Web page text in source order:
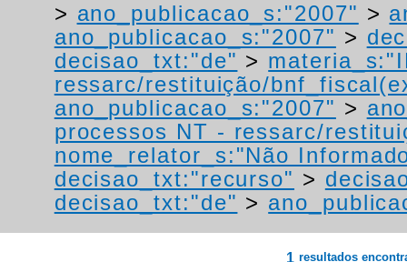
> ano_publicacao_s:"2007" >
ano_publicacao_s:"2007" >
decisao_txt:"de" >
ressarc/restituição/
ano_publicacao_s:"2007" >
processos NT - ressarc/
nome_relator_s:"Não
decisao_txt:"recurso" >
decisao_txt:"de" >
1 resultados